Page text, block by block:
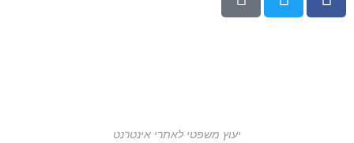
יעוץ משפטי לאתרי אינטרנט